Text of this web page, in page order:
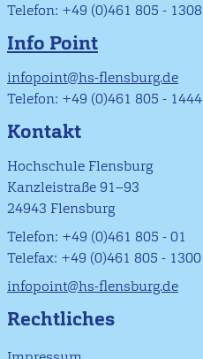
Telefon: +49 (0)461 805 - 1308
Info Point
infopoint@hs-flensburg.de
Telefon: +49 (0)461 805 - 1444
Kontakt
Hochschule Flensburg
Kanzleistraße 91–93
24943 Flensburg
Telefon: +49 (0)461 805 - 01
Telefax: +49 (0)461 805 - 1300
infopoint@hs-flensburg.de
Rechtliches